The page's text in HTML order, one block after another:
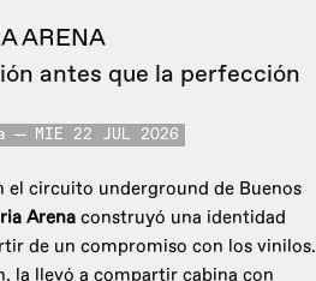
ARENA
antes que la perfección
MIE 22 JUL 2026
el circuito underground de Buenos
Arena construyó una identidad
de un compromiso con los vinilos.
la llevó a compartir cabina con